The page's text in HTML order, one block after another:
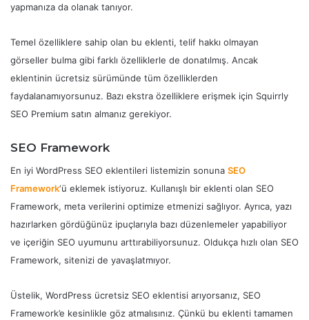
yapmanıza da olanak tanıyor.
Temel özelliklere sahip olan bu eklenti, telif hakkı olmayan
görseller bulma gibi farklı özelliklerle de donatılmış. Ancak
eklentinin ücretsiz sürümünde tüm özelliklerden
faydalanamıyorsunuz. Bazı ekstra özelliklere erişmek için Squirrly
SEO Premium satın almanız gerekiyor.
SEO Framework
En iyi WordPress SEO eklentileri listemizin sonuna SEO
Framework‘ü eklemek istiyoruz. Kullanışlı bir eklenti olan SEO
Framework, meta verilerini optimize etmenizi sağlıyor. Ayrıca, yazı
hazırlarken gördüğünüz ipuçlarıyla bazı düzenlemeler yapabiliyor
ve içeriğin SEO uyumunu arttırabiliyorsunuz. Oldukça hızlı olan SEO
Framework, sitenizi de yavaşlatmıyor.
Üstelik, WordPress ücretsiz SEO eklentisi arıyorsanız, SEO
Framework’e kesinlikle göz atmalısınız. Çünkü bu eklenti tamamen